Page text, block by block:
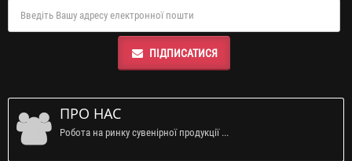
ПІДПИСАТИСЯ
ПРО НАС
Робота на ринку сувенірної продукції ...